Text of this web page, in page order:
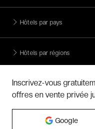
Hôtels par pays
Hôtels par régions
Hôtels par villes
Inscrivez-vous
offres en vente privée
Google